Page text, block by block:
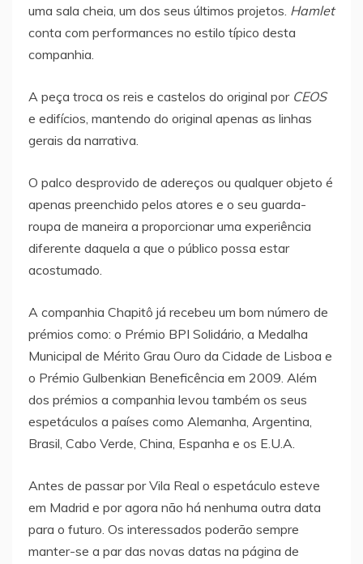
uma sala cheia, um dos seus últimos projetos. Hamlet
conta com performances no estilo típico desta
companhia.
A peça troca os reis e castelos do original por CEOS
e edifícios, mantendo do original apenas as linhas
gerais da narrativa.
O palco desprovido de adereços ou qualquer objeto é
apenas preenchido pelos atores e o seu guarda-
roupa de maneira a proporcionar uma experiência
diferente daquela a que o público possa estar
acostumado.
A companhia Chapitô já recebeu um bom número de
prémios como: o Prémio BPI Solidário, a Medalha
Municipal de Mérito Grau Ouro da Cidade de Lisboa e
o Prémio Gulbenkian Beneficência em 2009. Além
dos prémios a companhia levou também os seus
espetáculos a países como Alemanha, Argentina,
Brasil, Cabo Verde, China, Espanha e os E.U.A.
Antes de passar por Vila Real o espetáculo esteve
em Madrid e por agora não há nenhuma outra data
para o futuro. Os interessados poderão sempre
manter-se a par das novas datas na página de